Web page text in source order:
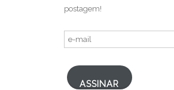
postagem!
e-
mail
ASSINAR